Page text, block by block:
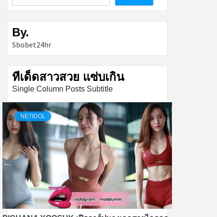
By.
Sbobet24hr
ทีเด็ดสาวสวย แซ่บเกิน
Single Column Posts Subtitle
NETIDOL